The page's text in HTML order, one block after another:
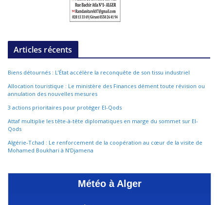
Articles récents
Biens détournés : L’État accélère la reconquête de son tissu industriel
Allocation touristique : Le ministère des Finances dément toute révision ou
annulation des nouvelles mesures
3 actions prioritaires pour protéger El-Qods
Attaf multiplie les tête-à-tête diplomatiques en marge du sommet sur El-
Qods
Algérie-Tchad : Le renforcement de la coopération au cœur de la visite de
Mohamed Boukhari à N’Djamena
Météo à Alger